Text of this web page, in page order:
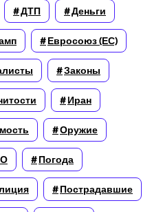
ДТП Деньги
Евросоюз (ЕС)
Законы
Иран
Оружие
Погода
Пострадавшие